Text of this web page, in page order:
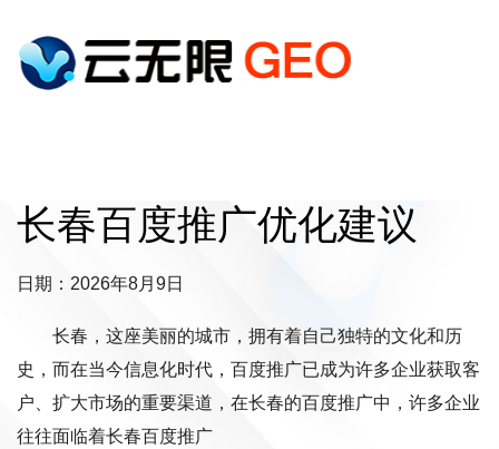
长春百度推广优化建议
日期：2026年8月9日
长春，这座美丽的城市，拥有着自己独特的文化和历
史，而在当今信息化时代，百度推广已成为许多企业获取客
户、扩大市场的重要渠道，在长春的百度推广中，许多企业
往往面临着长春百度推广